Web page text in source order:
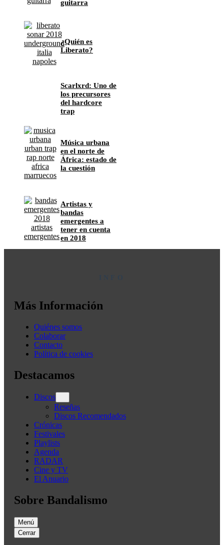
guitarra
¿Quién es
Liberato?
Scarlxrd: Uno de
los precursores
del hardcore
trap
Música urbana
en el norte de
África: estado de
la cuestión
Artistas y
bandas
emergentes a
tener en cuenta
en 2018
Más Información
Quiénes somos
Colaborar
Contacto
Política de cookies
Destacamos
Discos
Reseñas
Discos Recomendados
Crónicas
Festivales
Playlists
Agenda
RADAR
Cine y TV
El Anuario
Sobre Bandalismo
Menú
Cerrar